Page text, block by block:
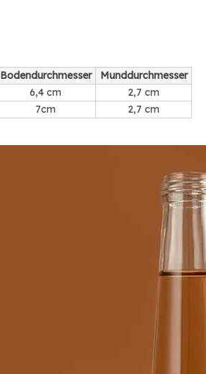
Bodendurchmesser
Munddurchmesser
6,4 cm
2,7 cm
7cm 2,7 cm